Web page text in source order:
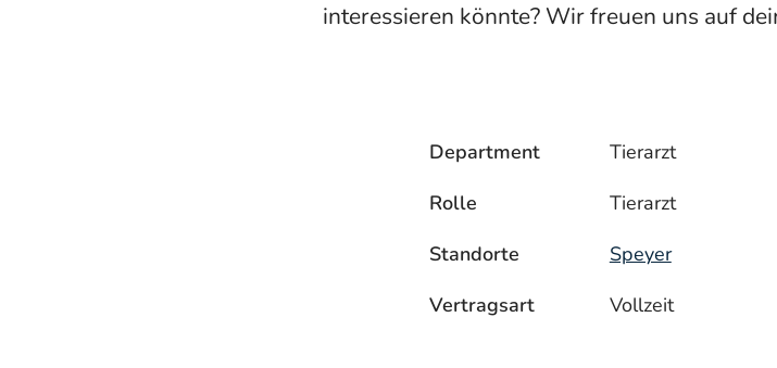
interessieren könnte? Wir freuen uns auf
Department
Tierarzt
Rolle
Tierarzt
Standorte
Speyer
Vertragsart
Vollzeit